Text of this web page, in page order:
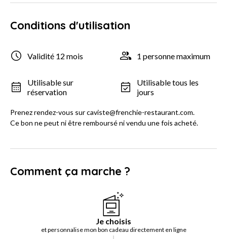
Conditions d'utilisation
Validité 12 mois 1 personne maximum
Utilisable sur
réservation
Utilisable tous les
jours
Prenez rendez-vous sur caviste@frenchie-restaurant.com.
Ce bon ne peut ni être remboursé ni vendu une fois acheté.
Comment ça marche ?
Je choisis
et personnalise mon bon cadeau directement en ligne